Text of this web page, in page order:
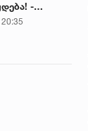
-
20:35